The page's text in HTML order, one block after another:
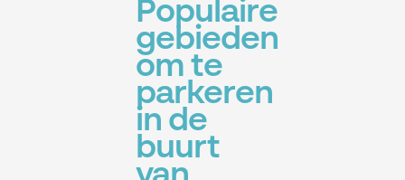
Populaire
gebieden
om te
parkeren
in de
buurt